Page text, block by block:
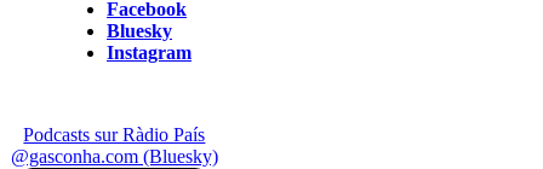
Facebook
Bluesky
Instagram
Podcasts sur Ràdio País
@gasconha.com (Bluesky)